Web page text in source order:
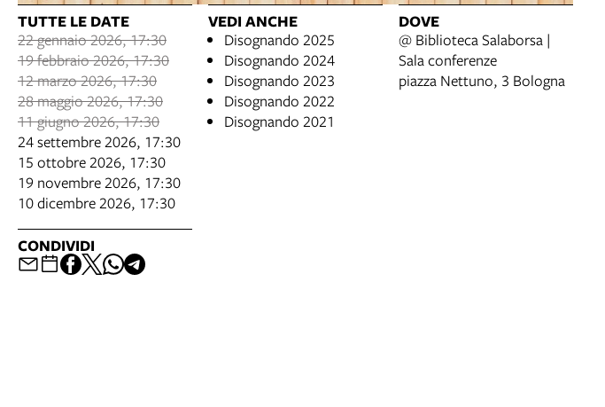
TUTTE LE DATE
22 gennaio 2026, 17:30
19 febbraio 2026, 17:30
12 marzo 2026, 17:30
28 maggio 2026, 17:30
11 giugno 2026, 17:30
24 settembre 2026, 17:30
15 ottobre 2026, 17:30
19 novembre 2026, 17:30
10 dicembre 2026, 17:30
VEDI ANCHE
Disognando 2025
Disognando 2024
Disognando 2023
Disognando 2022
Disognando 2021
DOVE
@ Biblioteca Salaborsa |
Sala conferenze
piazza Nettuno, 3 Bologna
CONDIVIDI